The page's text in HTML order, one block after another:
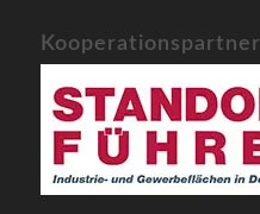
Kooperationspartner